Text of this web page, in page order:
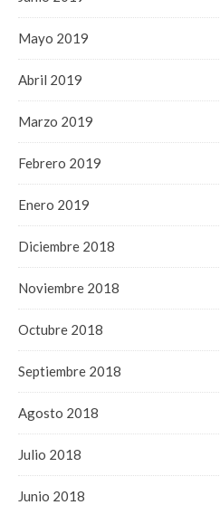
Mayo 2019
Abril 2019
Marzo 2019
Febrero 2019
Enero 2019
Diciembre 2018
Noviembre 2018
Octubre 2018
Septiembre 2018
Agosto 2018
Julio 2018
Junio 2018